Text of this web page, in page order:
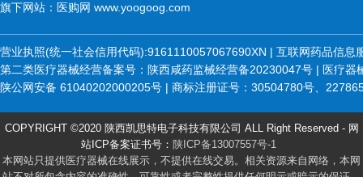
旗下网站：医购网 www.yoogoog.com
营业执照(统一社会信用代码):9161110057067690XN | 互联网药品信
第二类医疗器械经营备案号：陕西咸药监械经营备20230047号 | 医疗
陕公网安备 61040202000205号 | 商标注册证号：30504780号、
COPYRIGHT ©2020 陕西凯思特电子科技有限公司 ALL Right Reserved - 网
站ICP备案证书号： 陕ICP备13007557号-1
本网站只提供医疗器械在线展示，不提供在线交易。相关资源来自网络，本网